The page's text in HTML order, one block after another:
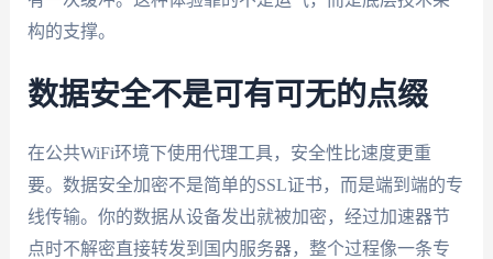
构的支撑。
数据安全不是可有可无的点缀
在公共WiFi环境下使用代理工具，安全性比速度更重
要。数据安全加密不是简单的SSL证书，而是端到端的专
线传输。你的数据从设备发出就被加密，经过加速器节
点时不解密直接转发到国内服务器，整个过程像一条专